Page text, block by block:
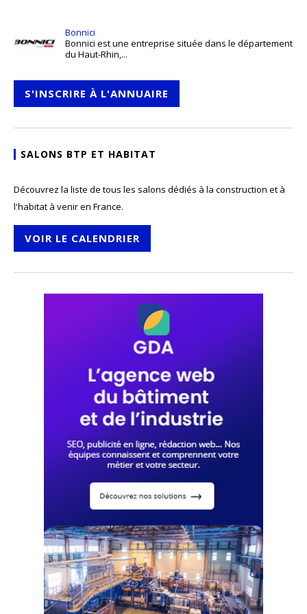
Bonnici
Bonnici est une entreprise située dans le département
du Haut-Rhin,...
S'INSCRIRE À L'ANNUAIRE
SALONS BTP ET HABITAT
Découvrez la liste de tous les salons dédiés à la construction et à
l'habitat à venir en France.
VOIR LE CALENDRIER